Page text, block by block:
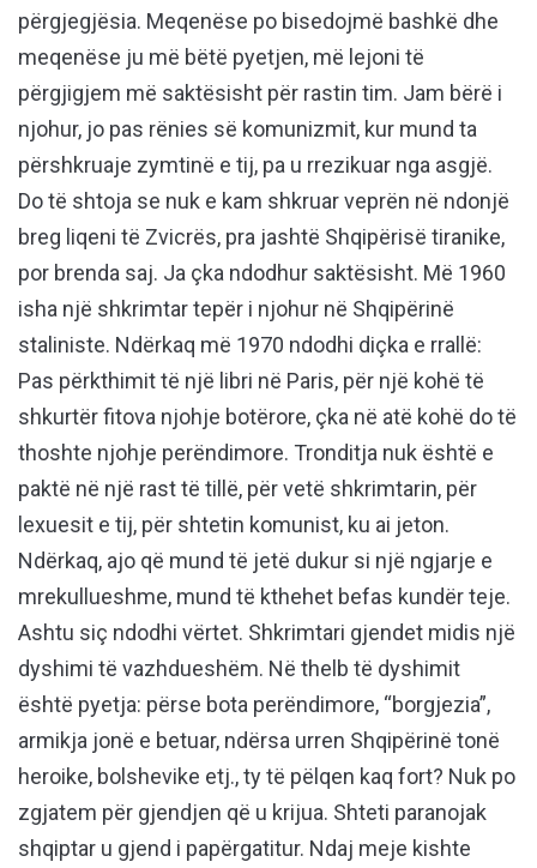
përgjegjësia. Meqenëse po bisedojmë bashkë dhe
meqenëse ju më bëtë pyetjen, më lejoni të
përgjigjem më saktësisht për rastin tim. Jam bërë i
njohur, jo pas rënies së komunizmit, kur mund ta
përshkruaje zymtinë e tij, pa u rrezikuar nga asgjë.
Do të shtoja se nuk e kam shkruar veprën në ndonjë
breg liqeni të Zvicrës, pra jashtë Shqipërisë tiranike,
por brenda saj. Ja çka ndodhur saktësisht. Më 1960
isha një shkrimtar tepër i njohur në Shqipërinë
staliniste. Ndërkaq më 1970 ndodhi diçka e rrallë:
Pas përkthimit të një libri në Paris, për një kohë të
shkurtër fitova njohje botërore, çka në atë kohë do të
thoshte njohje perëndimore. Tronditja nuk është e
paktë në një rast të tillë, për vetë shkrimtarin, për
lexuesit e tij, për shtetin komunist, ku ai jeton.
Ndërkaq, ajo që mund të jetë dukur si një ngjarje e
mrekullueshme, mund të kthehet befas kundër teje.
Ashtu siç ndodhi vërtet. Shkrimtari gjendet midis një
dyshimi të vazhdueshëm. Në thelb të dyshimit
është pyetja: përse bota perëndimore, “borgjezia”,
armikja jonë e betuar, ndërsa urren Shqipërinë tonë
heroike, bolshevike etj., ty të pëlqen kaq fort? Nuk po
zgjatem për gjendjen që u krijua. Shteti paranojak
shqiptar u gjend i papërgatitur. Ndaj meje kishte